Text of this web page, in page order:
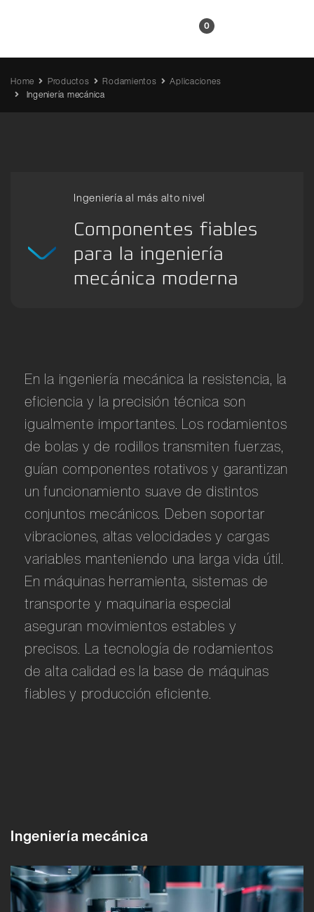
0
Home Productos Rodamientos
Aplicaciones
Ingeniería mecánica
Ingeniería al más alto nivel
Componentes fiables
para la ingeniería
mecánica moderna
En la ingeniería mecánica la resistencia, la
eficiencia y la precisión técnica son
igualmente importantes. Los rodamientos
de bolas y de rodillos transmiten fuerzas,
guían componentes rotativos y garantizan
un funcionamiento suave de distintos
conjuntos mecánicos. Deben soportar
vibraciones, altas velocidades y cargas
variables manteniendo una larga vida útil.
En máquinas herramienta, sistemas de
transporte y maquinaria especial
aseguran movimientos estables y
precisos. La tecnología de rodamientos
de alta calidad es la base de máquinas
fiables y producción eficiente.
Ingeniería mecánica